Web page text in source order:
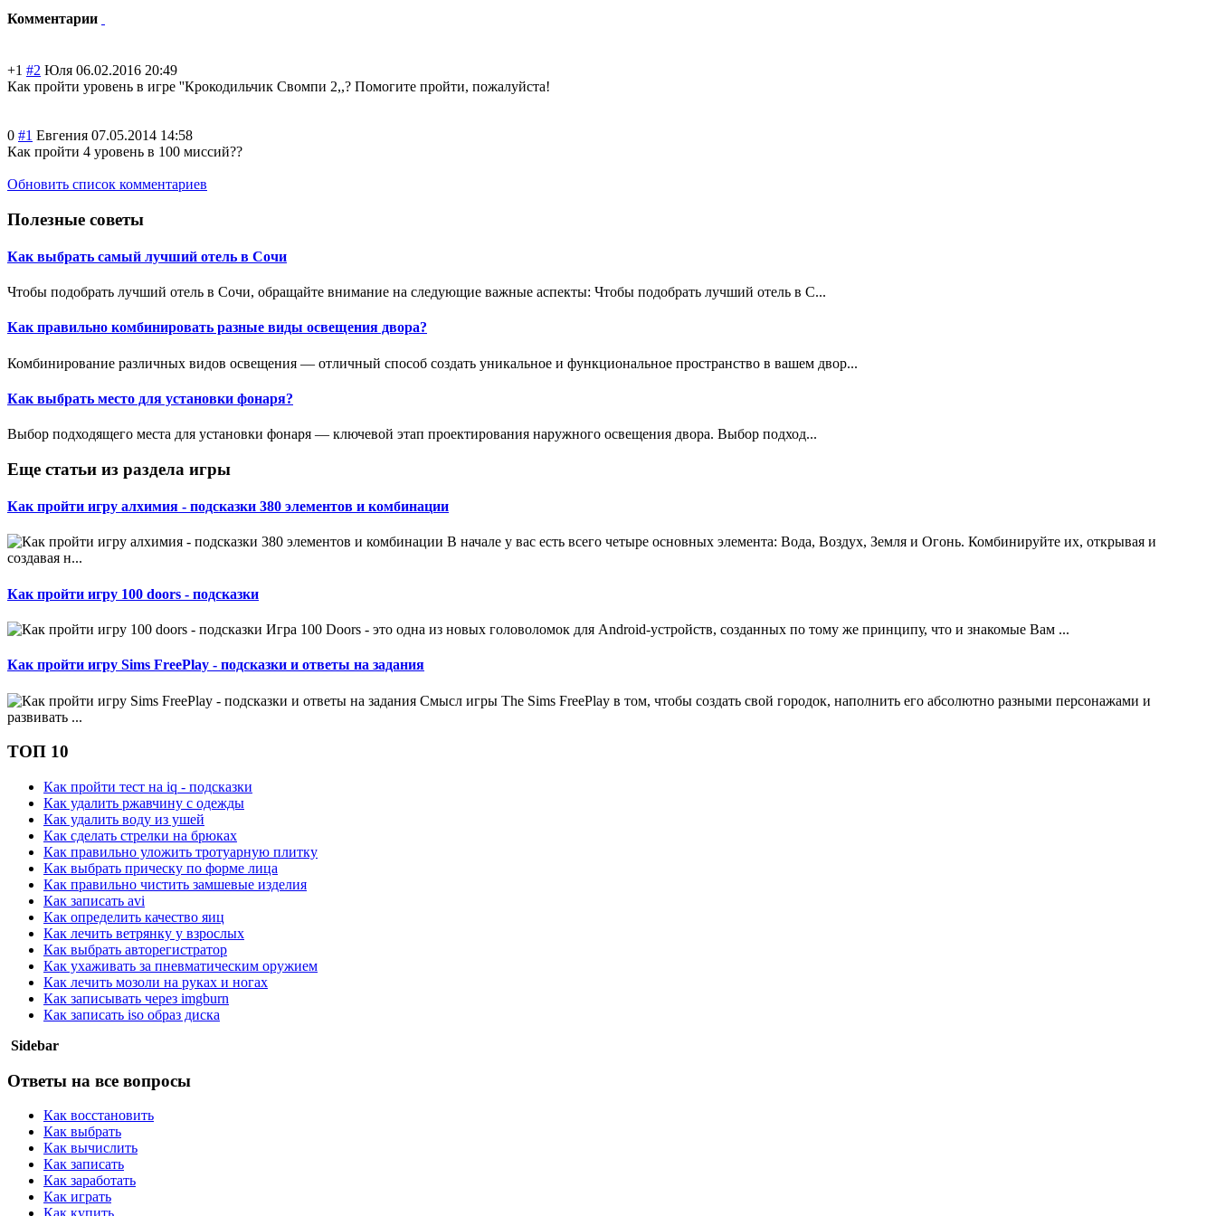
Комментарии
+1 #2 Юля 06.02.2016 20:49
Как пройти уровень в игре ''Крокодильчик Свомпи 2,,? Помогите пройти, пожалуйста!
0 #1 Евгения 07.05.2014 14:58
Как пройти 4 уровень в 100 миссий??
Обновить список комментариев
Полезные советы
Как выбрать самый лучший отель в Сочи
Чтобы подобрать лучший отель в Сочи, обращайте внимание на следующие важные аспекты: Чтобы подобрать лучший отель в С...
Как правильно комбинировать разные виды освещения двора?
Комбинирование различных видов освещения — отличный способ создать уникальное и функциональное пространство в вашем двор...
Как выбрать место для установки фонаря?
Выбор подходящего места для установки фонаря — ключевой этап проектирования наружного освещения двора. Выбор подход...
Еще статьи из раздела игры
Как пройти игру алхимия - подсказки 380 элементов и комбинации
В начале у вас есть всего четыре основных элемента: Вода, Воздух, Земля и Огонь. Комбинируйте их, открывая и
создавая н...
Как пройти игру 100 doors - подсказки
Игра 100 Doors - это одна из новых головоломок для Android-устройств, созданных по тому же принципу, что и знакомые Вам ...
Как пройти игру Sims FreePlay - подсказки и ответы на задания
Смысл игры The Sims FreePlay в том, чтобы создать свой городок, наполнить его абсолютно разными персонажами и
развивать ...
ТОП 10
Как пройти тест на iq - подсказки
Как удалить ржавчину с одежды
Как удалить воду из ушей
Как сделать стрелки на брюках
Как правильно уложить тротуарную плитку
Как выбрать прическу по форме лица
Как правильно чистить замшевые изделия
Как записать avi
Как определить качество яиц
Как лечить ветрянку у взрослых
Как выбрать авторегистратор
Как ухаживать за пневматическим оружием
Как лечить мозоли на руках и ногах
Как записывать через imgburn
Как записать iso образ диска
Sidebar
Ответы на все вопросы
Как восстановить
Как выбрать
Как вычислить
Как записать
Как заработать
Как играть